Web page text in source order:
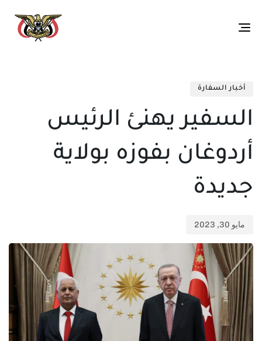
Toggle
أخبار السفارة
السفير يهنئ الرئيس
أردوغان بفوزه بولاية
جديدة
مايو 30, 2023